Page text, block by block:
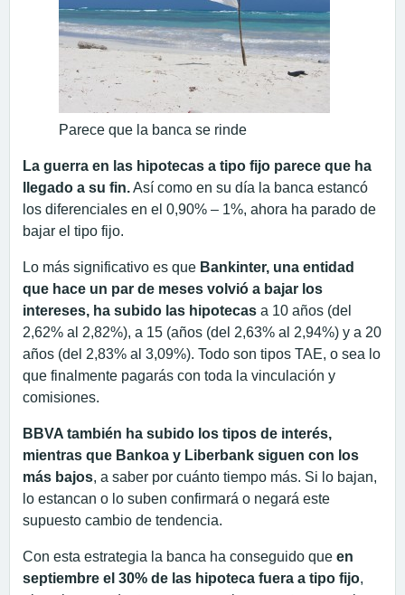
Parece que la banca se rinde
La guerra en las hipotecas a tipo fijo parece que ha
llegado a su fin.Así como en su día la banca estancó
los diferenciales en el 0,90% – 1%, ahora ha parado de
bajar el tipo fijo.
Lo más significativo es que Bankinter, una entidad
que hace un par de meses volvió a bajar los
intereses, ha subido las hipotecas a 10 años (del
2,62% al 2,82%), a 15 (años (del 2,63% al 2,94%) y a 20
años (del 2,83% al 3,09%). Todo son tipos TAE, o sea lo
que finalmente pagarás con toda la vinculación y
comisiones.
BBVA también ha subido los tipos de interés,
mientras que Bankoa y Liberbank siguen con los
más bajos, a saber por cuánto tiempo más. Si lo bajan,
lo estancan o lo suben confirmará o negará este
supuesto cambio de tendencia.
Con esta estrategia la banca ha conseguido que en
septiembre el 30% de las hipoteca fuera a tipo fijo,